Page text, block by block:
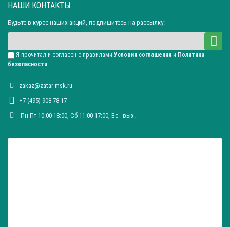
НАШИ КОНТАКТЫ
Будьте в курсе наших акций, подпишитесь на рассылку:
Я прочитал и согласен с правилами Условия соглашения и Политика
безопасности
zakaz@zatar-msk.ru
+7 (495) 908-78-17
Пн-Пт 10:00-18:00, Сб 11:00-17:00, Вc - вых.